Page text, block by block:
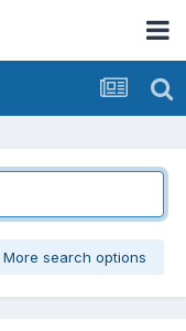
More search options